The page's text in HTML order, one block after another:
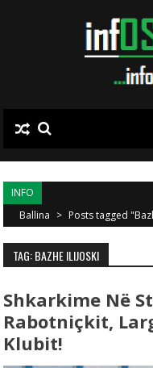
INFO
Ballina > Posts tagged
TAG: BAZHE ILIJOSKI
Shkarkime Në
Rabotniçkit,
Klubit!